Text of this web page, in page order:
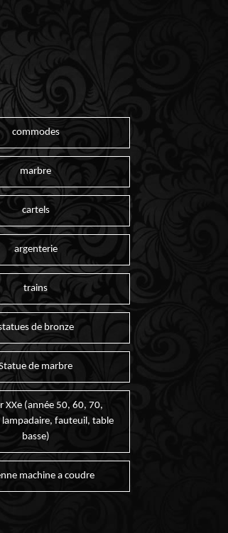
commodes
marbre
cartels
argenterie
trains
de bronze
de marbre
XXe (année 50, 60, 70,
lampadaire, fauteuil, table
basse)
machine a coudre